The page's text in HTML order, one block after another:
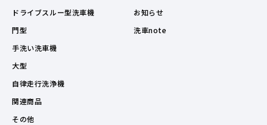
ドライブスルー型洗車機
門型
手洗い洗車機
大型
自律走行洗浄機
関連商品
その他
お知らせ
洗車note